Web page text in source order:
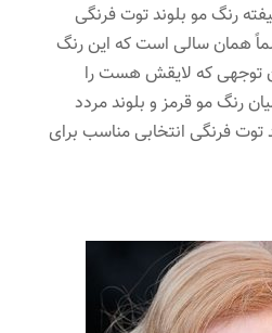
رنگ مو بلوند توت فرنگی
اما سال 2020 رسماً همان سالی است که این رنگ
توجهی که لایقش هست را
رنگ مو قرمز و بلوند مردد
فرنگی انتخابی مناسب برای